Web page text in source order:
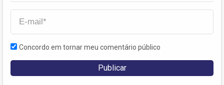
Concordo em tornar meu comentário público